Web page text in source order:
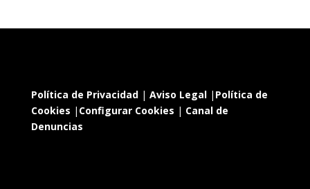
Política de Privacidad| Aviso Legal| Política de
Cookies | Configurar Cookies | Canal de
Denuncias